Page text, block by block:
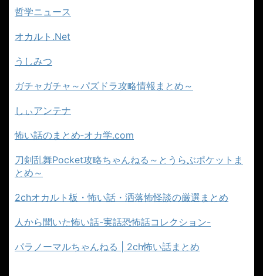
哲学ニュース
オカルト.Net
うしみつ
ガチャガチャ～パズドラ攻略情報まとめ～
しぃアンテナ
怖い話のまとめ‐オカ学.com
刀剣乱舞Pocket攻略ちゃんねる～とうらぶポケットま
とめ～
2chオカルト板・怖い話・洒落怖怪談の厳選まとめ
人から聞いた怖い話-実話恐怖話コレクション-
パラノーマルちゃんねる | 2ch怖い話まとめ